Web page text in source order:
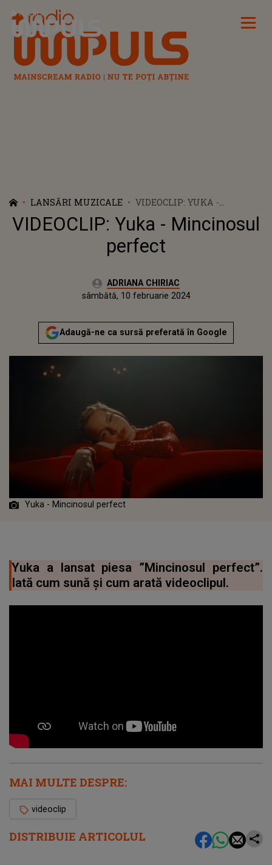
Radio Impuls
LANSĂRI MUZICALE
VIDEOCLIP: YUKA -
MINCINOSUL PERFECT
VIDEOCLIP: Yuka - Mincinosul
perfect
Autor:ADRIANA CHIRIAC
vineri, 10 februarie 2023Actualizat:
sâmbătă, 10 februarie 2024
Adaugă-ne ca sursă preferată în Google
Yuka - Mincinosul perfect
DISTRIBUIE ARTICOLUL
Yuka a lansat piesa ”Mincinosul perfect”.
Iată cum sună și cum arată videoclipul.
MAI MULTE DESPRE:
videoclip